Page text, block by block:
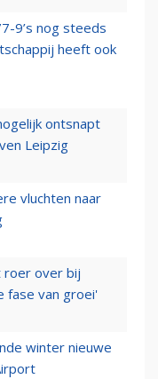
9’s nog steeds
heeft ook
ontsnapt
Leipzig
vluchten naar
roer over bij
fase van groei'
winter nieuwe